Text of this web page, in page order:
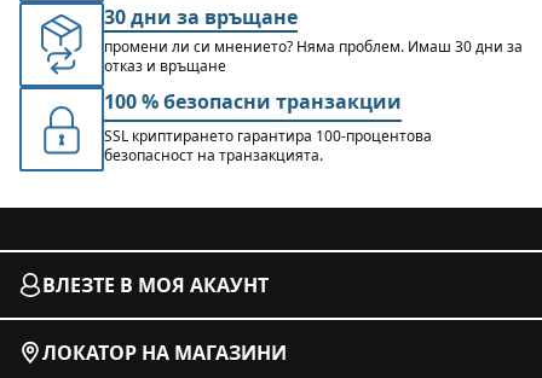
30 дни за връщане
промени ли си мнението? Няма проблем. Имаш 30 дни за
отказ и връщане
100 % безопасни транзакции
SSL криптирането гарантира 100-процентова
безопасност на транзакцията.
ВЛЕЗТЕ В МОЯ АКАУНТ
ЛОКАТОР НА МАГАЗИНИ